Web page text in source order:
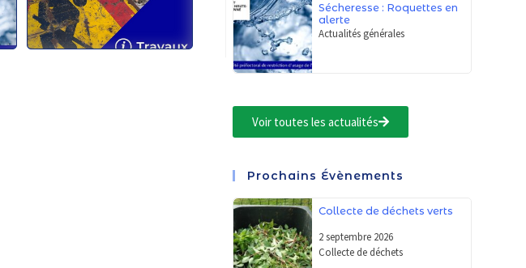
Sécheresse : Roquettes en
alerte
Actualités générales
Voir toutes les actualités
Prochains Évènements
Collecte de déchets verts
2 septembre 2026
Collecte de déchets